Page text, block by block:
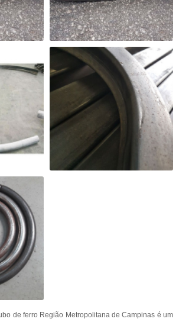
de ferro Região Metropolitana de Campinas é um